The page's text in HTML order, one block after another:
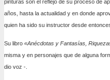
pinturas son el reflejo de su proceso de
años, hasta la actualidad y en donde
quien ha sido su instructor desde
Su libro «Anécdotas y Fantasías,
misma y en personajes que de alguna
dio voz -.